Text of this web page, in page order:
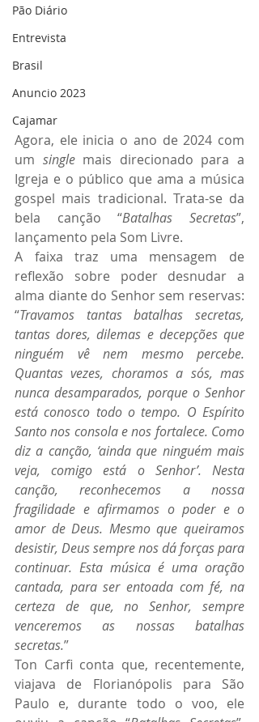
Pão Diário
Entrevista
Brasil
Anuncio 2023
Cajamar
Agora, ele inicia o ano de 2024 com
um single mais direcionado para a
Igreja e o público que ama a música
gospel mais tradicional. Trata-se da
bela canção “Batalhas Secretas”,
lançamento pela Som Livre.
A faixa traz uma mensagem de
reflexão sobre poder desnudar a
alma diante do Senhor sem reservas:
“Travamos tantas batalhas secretas,
tantas dores, dilemas e decepções que
ninguém vê nem mesmo percebe.
Quantas vezes, choramos a sós, mas
nunca desamparados, porque o Senhor
está conosco todo o tempo. O Espírito
Santo nos consola e nos fortalece. Como
diz a canção, ‘ainda que ninguém mais
veja, comigo está o Senhor’. Nesta
canção, reconhecemos a nossa
fragilidade e afirmamos o poder e o
amor de Deus. Mesmo que queiramos
desistir, Deus sempre nos dá forças para
continuar. Esta música é uma oração
cantada, para ser entoada com fé, na
certeza de que, no Senhor, sempre
venceremos as nossas batalhas
secretas.”
Ton Carfi conta que, recentemente,
viajava de Florianópolis para São
Paulo e, durante todo o voo, ele